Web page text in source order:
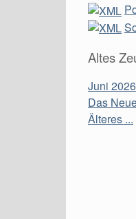
Altes
Juni
Das
Älteres ...